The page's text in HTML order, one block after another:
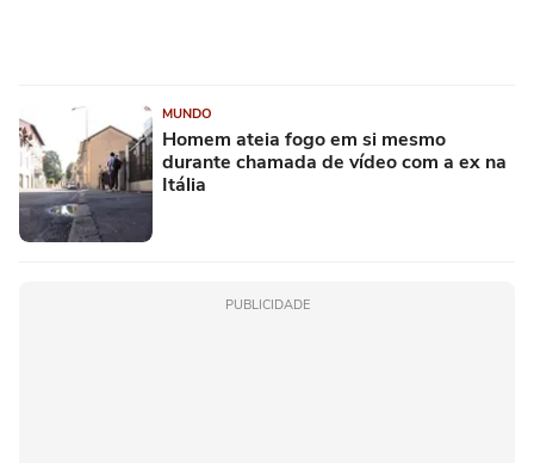
MUNDO
Homem ateia fogo em si mesmo
durante chamada de vídeo com a ex na
Itália
PUBLICIDADE